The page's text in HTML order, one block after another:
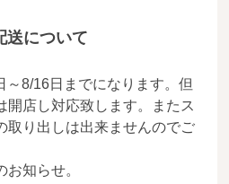
方法について
点
きる店
送について
～8/16日までになります。但
開店し対応致します。またス
取り出しは出来ませんのでご
知らせ。